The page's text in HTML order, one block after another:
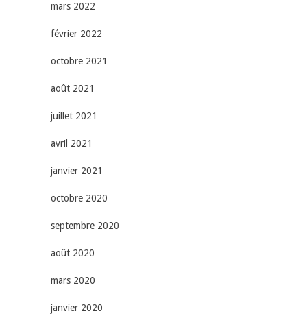
mars 2022
février 2022
octobre 2021
août 2021
juillet 2021
avril 2021
janvier 2021
octobre 2020
septembre 2020
août 2020
mars 2020
janvier 2020